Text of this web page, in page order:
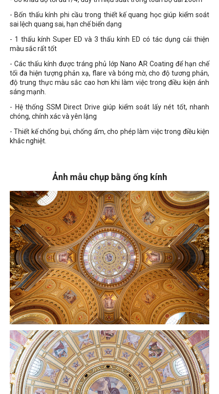
- Bốn thấu kính phi cầu trong thiết kế quang học giúp kiểm soát
sai lệch quang sai, hạn chế biến dạng
- 1 thấu kính Super ED và 3 thấu kính ED có tác dụng cải thiện
màu sắc rất tốt
- Các thấu kính được tráng phủ lớp Nano AR Coating để hạn chế
tối đa hiện tượng phản xạ, flare và bóng mờ, cho độ tương phản,
độ trung thực màu sắc cao hơn khi làm việc trong điều kiện ánh
sáng mạnh.
- Hệ thống SSM Direct Drive giúp kiểm soát lấy nét tốt, nhanh
chóng, chính xác và yên lặng
- Thiết kế chống bụi, chống ẩm, cho phép làm việc trong điều kiện
khắc nghiệt.
Ảnh mẫu chụp bằng ống kính